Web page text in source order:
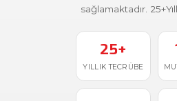
sağlamaktadır.
25+
YILLIK TECRÜBE